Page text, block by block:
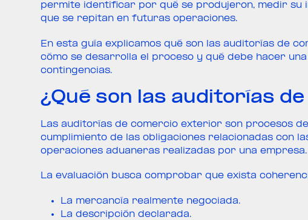
permite identificar por qué se produjeron, medir
que se repitan en futuras operaciones.
En esta guía explicamos qué son las auditorías de
cómo se desarrolla el proceso y qué debe hacer
contingencias.
¿Qué son las auditorías
Las auditorías de comercio exterior son procesos
cumplimiento de las obligaciones relacionadas con
operaciones aduaneras realizadas por una empresa.
La evaluación busca comprobar que exista
La mercancía realmente negociada.
La descripción declarada.